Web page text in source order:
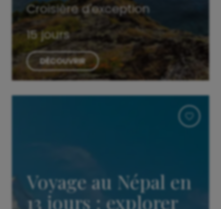
Croisière d'exception
15 jours
DÉCOUVRIR
Voyage au Népal en
13 jours : explorer